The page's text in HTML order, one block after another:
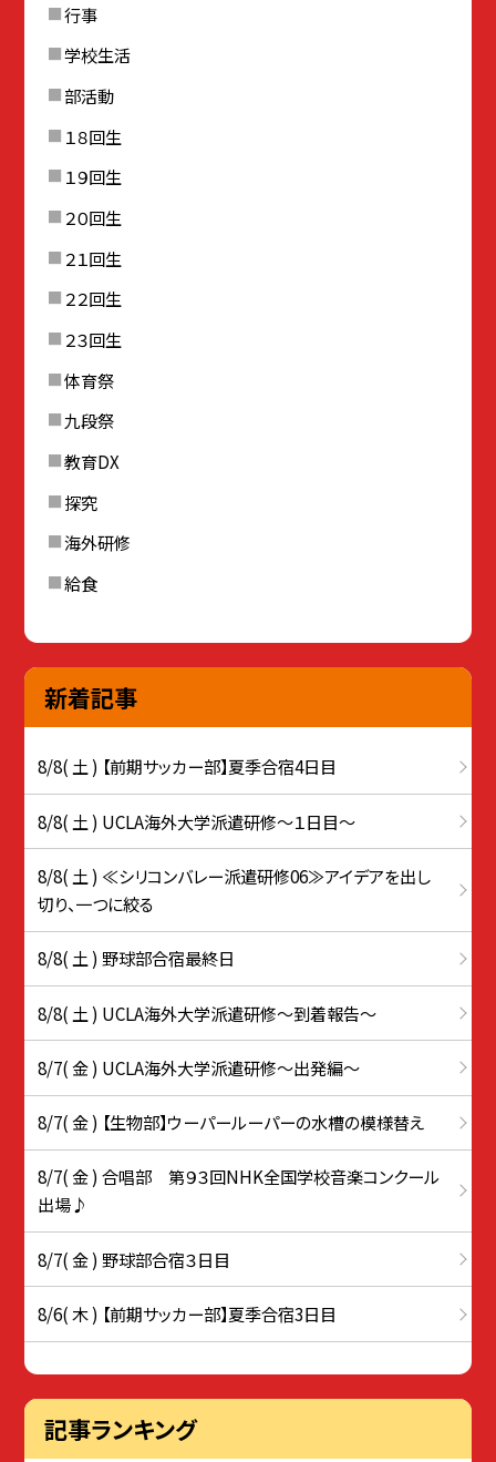
行事
学校生活
部活動
１８回生
１９回生
２０回生
２１回生
２２回生
２３回生
体育祭
九段祭
教育DX
探究
海外研修
給食
新着記事
8/8( 土 ) 【前期サッカー部】夏季合宿4日目
8/8( 土 ) UCLA海外大学派遣研修〜１日目〜
8/8( 土 ) ≪シリコンバレー派遣研修06≫アイデアを出し
切り、一つに絞る
8/8( 土 ) 野球部合宿最終日
8/8( 土 ) UCLA海外大学派遣研修〜到着報告〜
8/7( 金 ) UCLA海外大学派遣研修〜出発編〜
8/7( 金 ) 【生物部】ウーパールーパーの水槽の模様替え
8/7( 金 ) 合唱部 第９３回NHK全国学校音楽コンクール
出場♪
8/7( 金 ) 野球部合宿３日目
8/6( 木 ) 【前期サッカー部】夏季合宿3日目
記事ランキング